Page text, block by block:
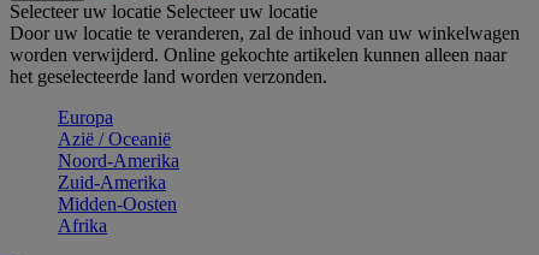
Selecteer uw locatie Selecteer uw locatie
Door uw locatie te veranderen, zal de inhoud van uw winkelwagen
worden verwijderd. Online gekochte artikelen kunnen alleen naar
het geselecteerde land worden verzonden.
Europa
Aziё / Oceaniё
Noord-Amerika
Zuid-Amerika
Midden-Oosten
Afrika